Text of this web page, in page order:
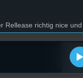
Rellease richtig nice und